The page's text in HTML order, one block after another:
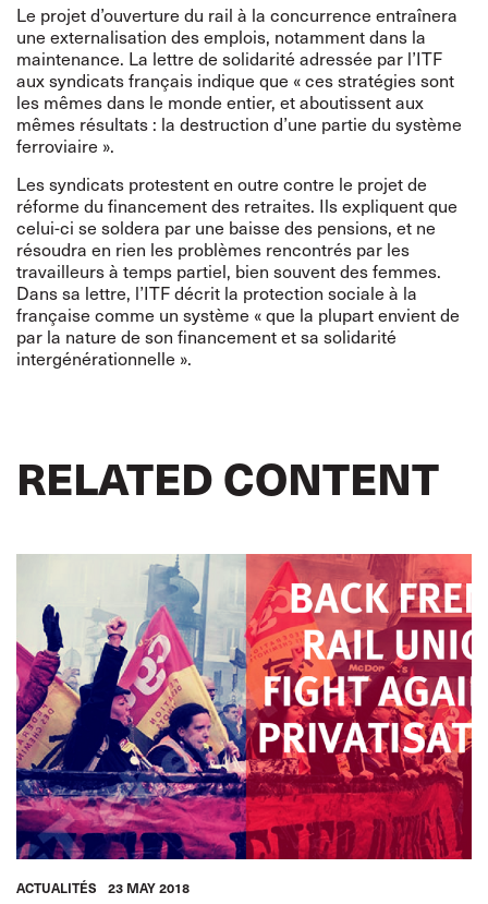
Le projet d’ouverture du rail à la concurrence entraînera
une externalisation des emplois, notamment dans la
maintenance. La lettre de solidarité adressée par l’ITF
aux syndicats français indique que « ces stratégies sont
les mêmes dans le monde entier, et aboutissent aux
mêmes résultats : la destruction d’une partie du système
ferroviaire ».
Les syndicats protestent en outre contre le projet de
réforme du financement des retraites. Ils expliquent que
celui-ci se soldera par une baisse des pensions, et ne
résoudra en rien les problèmes rencontrés par les
travailleurs à temps partiel, bien souvent des femmes.
Dans sa lettre, l’ITF décrit la protection sociale à la
française comme un système « que la plupart envient de
par la nature de son financement et sa solidarité
intergénérationnelle ».
RELATED CONTENT
ACTUALITÉS 23 MAY 2018